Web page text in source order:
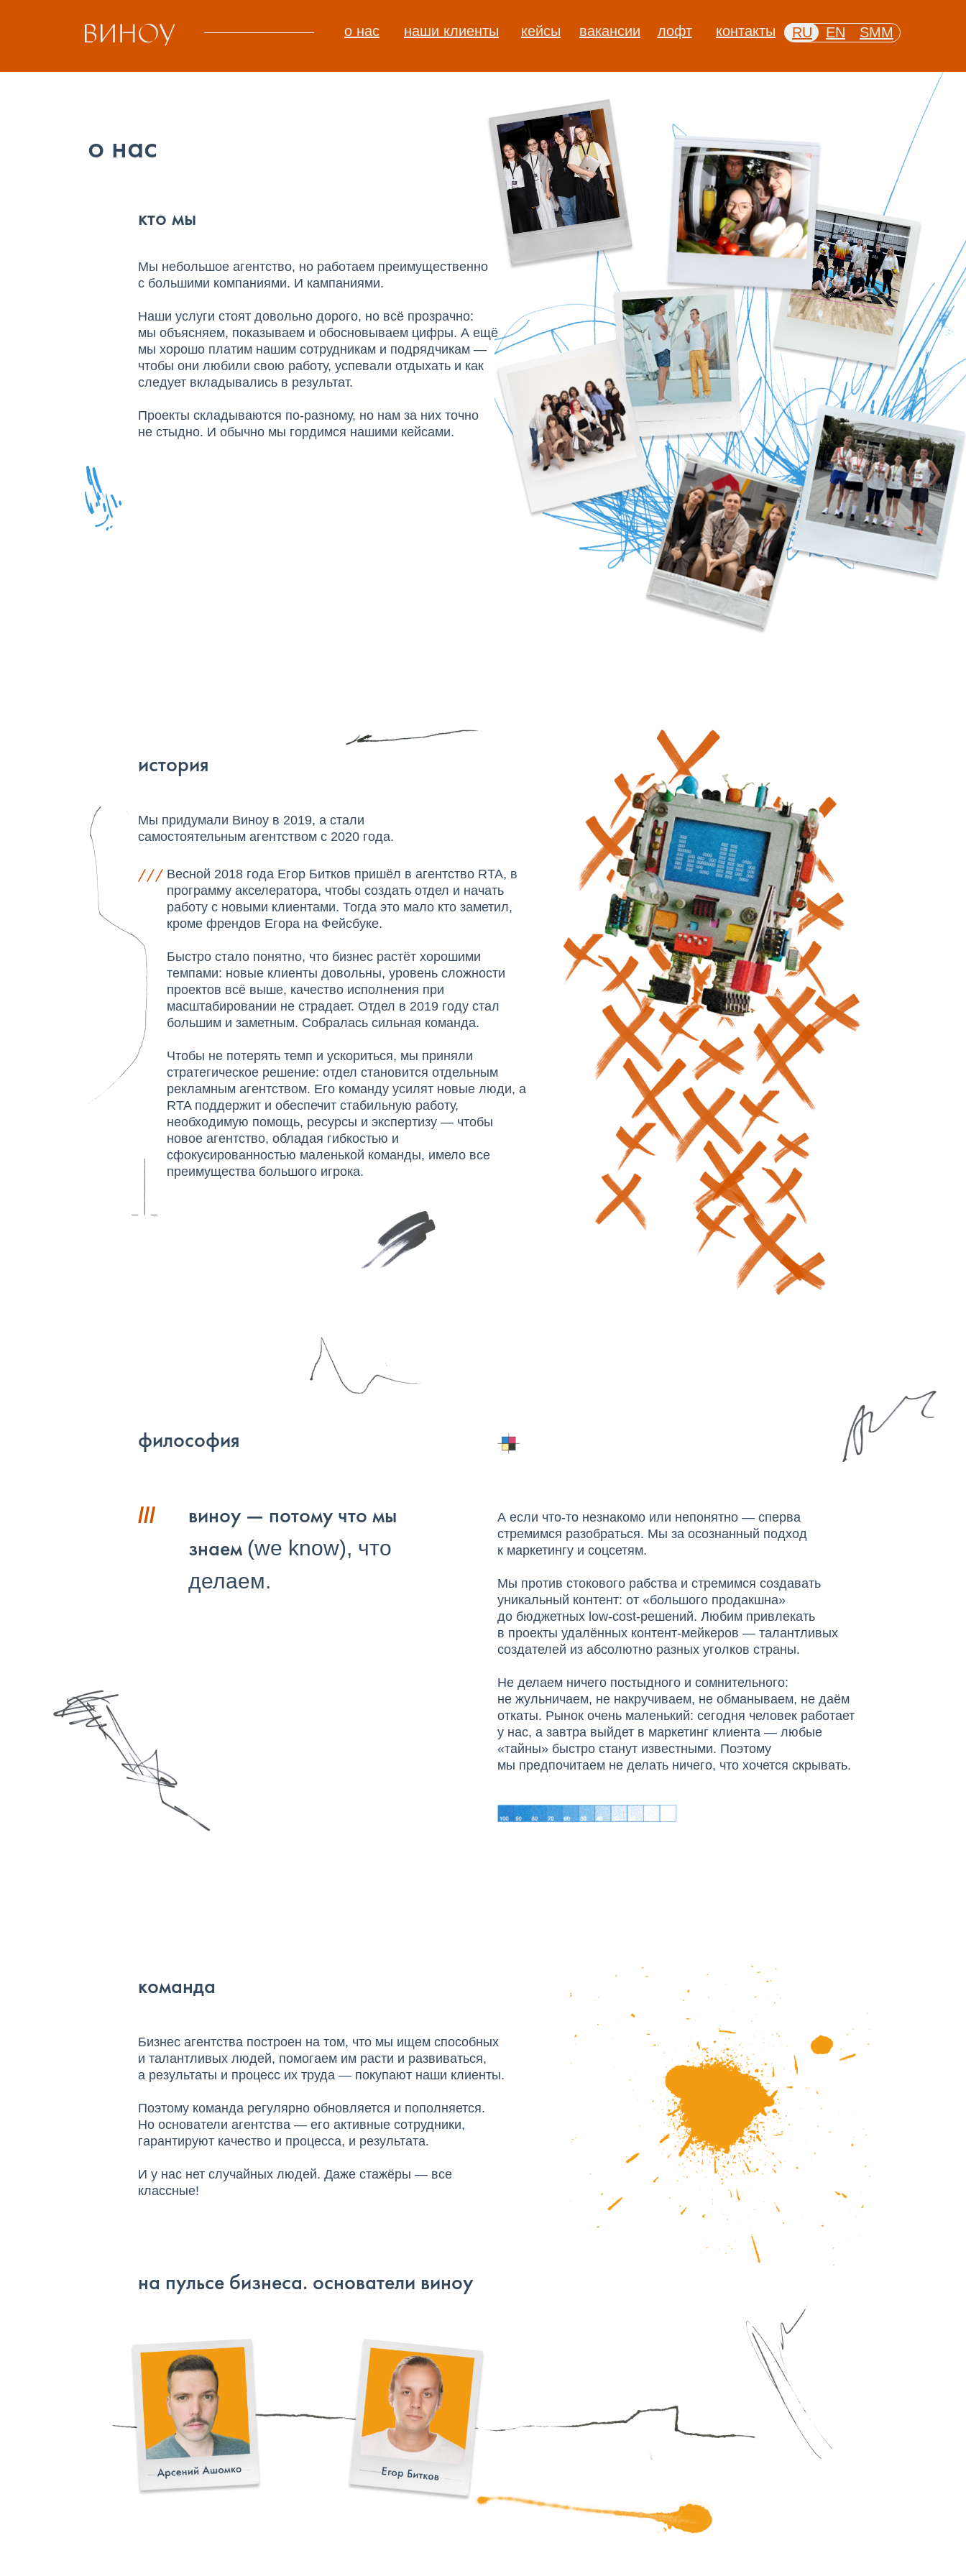
контакты
лофт
о нас вакансии
кейсы RU EN SMM
наши клиенты
о нас
кто мы
Мы небольшое агентство, но работаем преимущественно
с большими компаниями. И кампаниями.
Наши услуги стоят довольно дорого, но всё прозрачно:
мы объясняем, показываем и обосновываем цифры. А ещё
мы хорошо платим нашим сотрудникам и подрядчикам —
чтобы они любили свою работу, успевали отдыхать и как
следует вкладывались в результат.
Проекты складываются по-разному, но нам за них точно
не стыдно. И обычно мы гордимся нашими кейсами.
история
Мы придумали Виноу в 2019, а стали
самостоятельным агентством с 2020 года.
Весной 2018 года Егор Битков пришёл в агентство RTA, в
программу акселератора, чтобы создать отдел и начать
работу с новыми клиентами. Тогда это мало кто заметил,
кроме френдов Егора на Фейсбуке.
Быстро стало понятно, что бизнес растёт хорошими
темпами: новые клиенты довольны, уровень сложности
проектов всё выше, качество исполнения при
масштабировании не страдает. Отдел в 2019 году стал
большим и заметным. Собралась сильная команда.
Чтобы не потерять темп и ускориться, мы приняли
стратегическое решение: отдел становится отдельным
рекламным агентством. Его команду усилят новые люди, а
RTA поддержит и обеспечит стабильную работу,
необходимую помощь, ресурсы и экспертизу — чтобы
новое агентство, обладая гибкостью и
сфокусированностью маленькой команды, имело все
преимущества большого игрока.
///
философия
виноу — потому что мы
знаем (we know), что
делаем.
А если что-то незнакомо или непонятно — сперва
стремимся разобраться. Мы за осознанный подход
к маркетингу и соцсетям.
Мы против стокового рабства и стремимся создавать
уникальный контент: от «большого продакшна»
до бюджетных low-cost-решений. Любим привлекать
в проекты удалённых контент-мейкеров — талантливых
создателей из абсолютно разных уголков страны.
Не делаем ничего постыдного и сомнительного:
не жульничаем, не накручиваем, не обманываем, не даём
откаты. Рынок очень маленький: сегодня человек работает
у нас, а завтра выйдет в маркетинг клиента — любые
«тайны» быстро станут известными. Поэтому
мы предпочитаем не делать ничего, что хочется скрывать.
///
команда
Бизнес агентства построен на том, что мы ищем способных
и талантливых людей, помогаем им расти и развиваться,
а результаты и процесс их труда — покупают наши клиенты.
Поэтому команда регулярно обновляется и пополняется.
Но основатели агентства — его активные сотрудники,
гарантируют качество и процесса, и результата.
И у нас нет случайных людей. Даже стажёры — все
классные!
на пульсе бизнеса. основатели виноу